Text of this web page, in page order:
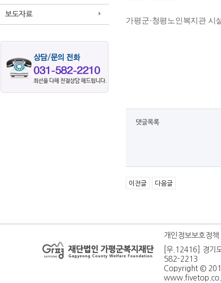
보도자료
가평군·청평노인복지관 시
댓글목록
이전글 다음글
개인정보보호정책
[우.12416] 경
582-2213
Copyright ©